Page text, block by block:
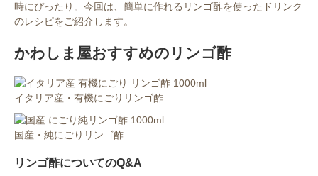
時にぴったり。今回は、簡単に作れるリンゴ酢を使ったドリンク
のレシピをご紹介します。
かわしま屋おすすめのリンゴ酢
イタリア産・有機にごりリンゴ酢
国産・純にごりリンゴ酢
リンゴ酢についてのQ&A